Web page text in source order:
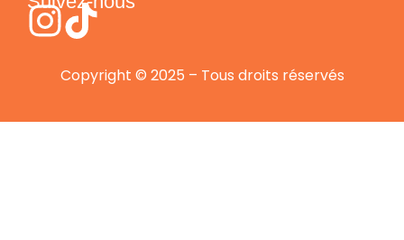
Copyright © 2025 – Tous droits réservés